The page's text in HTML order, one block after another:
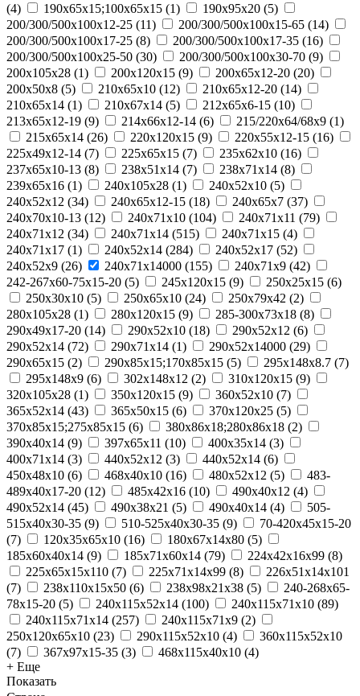
(4) 190х65х15;100х65х15 (1) 190х95х20 (5)
200/300/500x100x12-25 (11) 200/300/500x100x15-65 (14)
200/300/500x100x17-25 (8) 200/300/500x100x17-35 (16)
200/300/500x100x25-50 (30) 200/300/500x100x30-70 (9)
200x105x28 (1) 200x120x15 (9) 200x65x12-20 (20)
200х50х8 (5) 210x65x10 (12) 210x65x12-20 (14)
210x65x14 (1) 210х67х14 (5) 212x65x6-15 (10)
213x65x12-19 (9) 214x66x12-14 (6) 215/220х64/68х9 (1)
215х65х14 (26) 220x120x15 (9) 220x55x12-15 (16)
225x49x12-14 (7) 225х65х15 (7) 235x62x10 (16)
237x65x10-13 (8) 238х51х14 (7) 238х71х14 (8)
239х65х16 (1) 240x105x28 (1) 240x52x10 (5)
240x52x12 (34) 240x65x12-15 (18) 240x65x7 (37)
240x70x10-13 (12) 240x71x10 (104) 240x71x11 (79)
240x71x12 (34) 240x71x14 (515) 240x71x15 (4)
240x71x17 (1) 240х52х14 (284) 240х52х17 (52)
240х52х9 (26) 240х71х14000 (155) 240х71х9 (42)
242-267x60-75x15-20 (5) 245x120x15 (9) 250x25x15 (6)
250x30x10 (5) 250x65x10 (24) 250х79х42 (2)
280x105x28 (1) 280x120x15 (9) 285-300x73x18 (8)
290x49x17-20 (14) 290x52x10 (18) 290x52x12 (6)
290x52x14 (72) 290x71x14 (1) 290х52х14000 (29)
290х65х15 (2) 290х85х15;170х85х15 (5) 295х148х8.7 (7)
295х148х9 (6) 302х148х12 (2) 310x120x15 (9)
320x105x28 (1) 350x120x15 (9) 360х52х10 (7)
365x52x14 (43) 365х50х15 (6) 370х120х25 (5)
370х85х15;275х85х15 (6) 380х86х18;280х86х18 (2)
390x40x14 (9) 397x65x11 (10) 400х35х14 (3)
400х71х14 (3) 440x52x12 (3) 440х52х14 (6)
450x48x10 (6) 468x40x10 (16) 480х52х12 (5)
483-
489x40x17-20 (12) 485х42х16 (10) 490x40x12 (4)
490x52x14 (45) 490х38х21 (5) 490х40х14 (4)
505-
515x40x30-35 (9) 510-525x40x30-35 (9)
70-420x45x15-20
(7) 120x35x65x10 (16) 180х67х14х80 (5)
185x60x40x14 (9) 185х71х60х14 (79) 224х42х16х99 (8)
225х65х15х110 (7) 225х71х14х99 (8)
226х51х14х101
(7) 238х110х15х50 (6) 238х98х21х38 (5)
240-268x65-
78x15-20 (5) 240x115x52x14 (100) 240x115x71x10 (89)
240x115x71x14 (257) 240x115x71x9 (2)
250x120x65x10 (23) 290x115x52x10 (4)
360x115x52x10
(7) 367x97x15-35 (3) 468x115x40x10 (4)
+ Еще
Показать